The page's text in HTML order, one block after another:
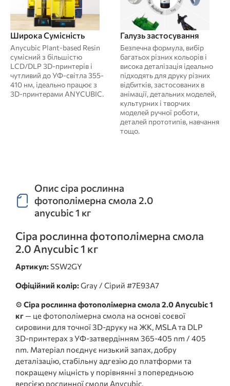
Широка Сумісність
Anycubic Plant-based Resin
сумісний з більшістю
LCD/DLP 3D-принтерів і
чутливий до УФ-світла 355-
410 нм, ідеально працює з
3D-принтерами ANYCUBIC.
Галузь застосування
Безпечна формула, вибір
багатьох різних кольорів і
висока деталізація ідеально
підходять для друку різних
відбитків, застосованих в
анімації, детальних моделей,
культурних і творчих
моделей ручної роботи,
деталей прототипів, навчання
тощо.
Опис сіра рослинна
фотополімерна смола 2.0
anycubic 1 кг
Сіра рослинна фотополімерна смола
2.0 Anycubic 1 кг
Артикул:SSW2GY
Офіційний колір:Gray / Сірий #7E93A7
⚙️ Сіра рослинна фотополімерна смола 2.0 Anycubic 1
кг — це фотополімерна смола на основі соєвої
сировини для точної 3D-друку на ЖК, MSLA та DLP
3D-принтерах з УФ-затвердінням 365-405 nm / 405
nm. Матеріал поєднує низький запах, добру
деталізацію, стабільну адгезію до платформи та
покращену міцність у порівнянні з попередньою
версією рослинної смоли Anycubic.